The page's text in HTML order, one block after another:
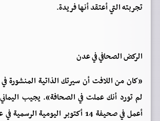
تجربته التي أعتقد أنها فريدة.
الركض الصحافي في عدن
«كان من اللافت أن سيرتك الذاتية المنشورة في
لم تورد أنك عملت في الصحافة». يجيب
أعمل في صحيفة 14 أكتوبر اليومية